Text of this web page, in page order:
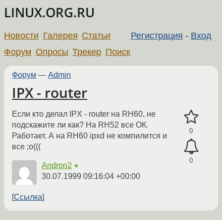
LINUX.ORG.RU
Регистрация - Вход
Новости Галерея Статьи
Форум Опросы Трекер Поиск
Форум — Admin
IPX - router
0
0
Если кто делал IPX - router на RH60, не
подскажите ли как? На RH52 все ОК.
Работает. А на RH60 ipxd не компилится и
все ;o(((
Andron2 ★
30.07.1999 09:16:04 +00:00
Ссылка